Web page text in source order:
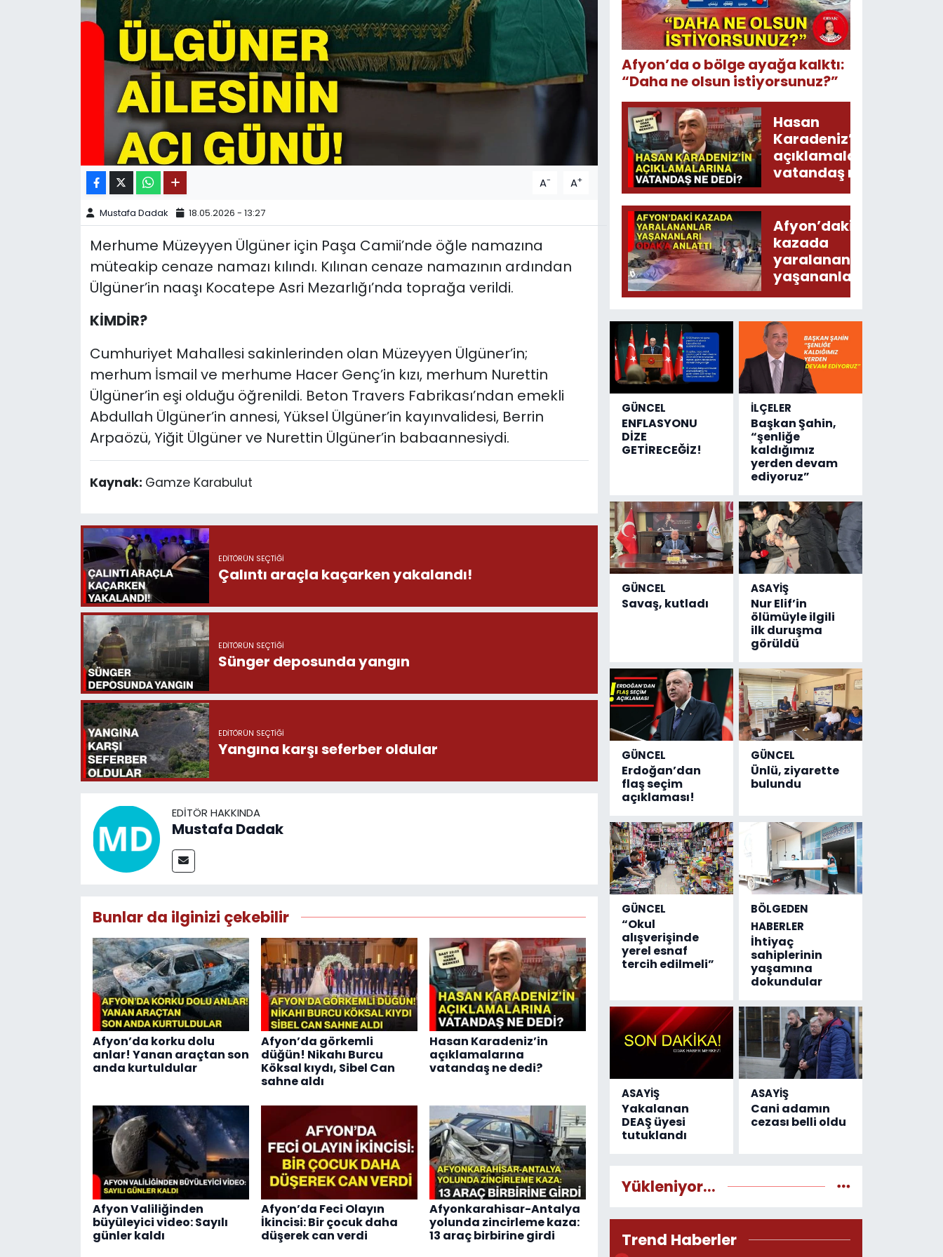
A- A+
Mustafa Dadak 18.05.2026 - 13:27
Merhume Müzeyyen Ülgüner için Paşa Camii’nde öğle namazına
müteakip cenaze namazı kılındı. Kılınan cenaze namazının ardından
Ülgüner’in naaşı Kocatepe Asri Mezarlığı’nda toprağa verildi.
KİMDİR?
Cumhuriyet Mahallesi sakinlerinden olan Müzeyyen Ülgüner’in;
merhum İsmail ve merhume Hacer Genç’in kızı, merhum Nurettin
Ülgüner’in eşi olduğu öğrenildi. Beton Travers Fabrikası’ndan emekli
Abdullah Ülgüner’in annesi, Yüksel Ülgüner’in kayınvalidesi, Berrin
Arpaözü, Yiğit Ülgüner ve Nurettin Ülgüner’in babaannesiydi.
Kaynak: Gamze Karabulut
EDITÖRÜN SEÇTIĞI
Çalıntı araçla kaçarken yakalandı!
EDITÖRÜN SEÇTIĞI
Sünger deposunda yangın
EDITÖRÜN SEÇTIĞI
Yangına karşı seferber oldular
EDITÖR HAKKINDA
Mustafa Dadak
Bunlar da ilginizi çekebilir
Afyon’da korku dolu
anlar! Yanan araçtan son
anda kurtuldular
Afyon’da görkemli
düğün! Nikahı Burcu
Köksal kıydı, Sibel Can
sahne aldı
Hasan Karadeniz’in
açıklamalarına
vatandaş ne dedi?
Afyon Valiliğinden
büyüleyici video: Sayılı
günler kaldı
Afyon’da Feci Olayın
İkincisi: Bir çocuk daha
düşerek can verdi
Afyonkarahisar-Antalya
yolunda zincirleme kaza:
13 araç birbirine girdi
Afyon’da o bölge ayağa kalktı:
“Daha ne olsun istiyorsunuz?”
Hasan
Karadeniz’in
açıklamalarına
vatandaş ne
dedi?
Afyon’daki
kazada
yaralananlar
yaşananları
ODAK’a
GÜNCEL
ENFLASYONU
DİZE
GETİRECEĞİZ!
İLÇELER
Başkan Şahin,
“şenliğe
kaldığımız
yerden devam
ediyoruz”
GÜNCEL
Savaş, kutladı
ASAYİŞ
Nur Elif’in
ölümüyle ilgili
ilk duruşma
görüldü
GÜNCEL
Erdoğan’dan
flaş seçim
açıklaması!
GÜNCEL
Ünlü, ziyarette
bulundu
GÜNCEL
“Okul
alışverişinde
yerel esnaf
tercih edilmeli”
BÖLGEDEN
HABERLER
İhtiyaç
sahiplerinin
yaşamına
dokundular
ASAYİŞ
Yakalanan
DEAŞ üyesi
tutuklandı
ASAYİŞ
Cani adamın
cezası belli oldu
Yükleniyor...
Trend Haberler
11:11 MANŞET